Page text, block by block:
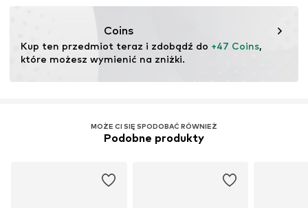
Coins
Kup ten przedmiot teraz i zdobądź do +47 Coins,
które możesz wymienić na zniżki.
MOŻE CI SIĘ SPODOBAĆ RÓWNIEŻ
Podobne produkty